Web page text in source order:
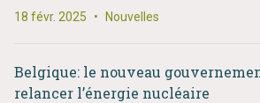
18 févr. 2025 • Nouvelles
Belgique: le nouveau
relancer l’énergie nucléaire